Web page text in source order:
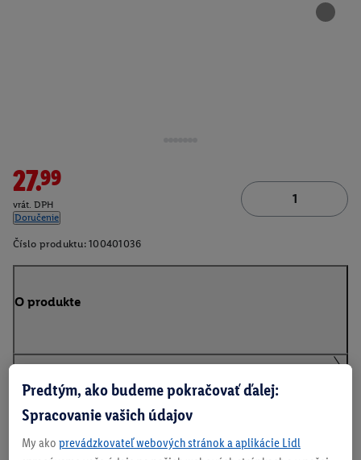
27.99
vrát. DPH
Doručenie
Číslo produktu: 100401036
O produkte
Na stiahnutie
Predtým, ako budeme pokračovať ďalej:
Spracovanie vašich údajov
My ako prevádzkovateľ webových stránok a aplikácie Lidl